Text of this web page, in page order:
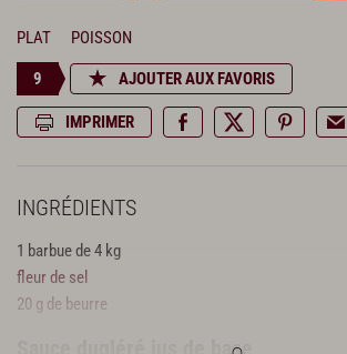
PLAT POISSON
9 AJOUTER AUX FAVORIS
IMPRIMER
INGRÉDIENTS
1 barbue de 4 kg
fleur de sel
20 g de beurre
Sauce dugléré jus de base